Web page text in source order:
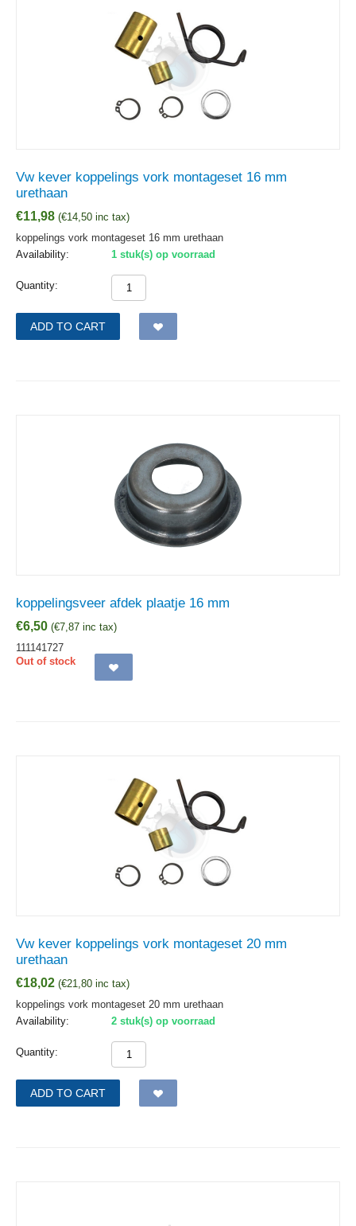
Vw kever koppelings vork montageset 16 mm
urethaan
€11,98 (€14,50 inc tax)
koppelings vork montageset 16 mm urethaan
Availability:
1 stuk(s) op voorraad
Quantity:
ADD TO CART
koppelingsveer afdek plaatje 16 mm
€6,50 (€7,87 inc tax)
111141727
Out of stock
Vw kever koppelings vork montageset 20 mm
urethaan
€18,02 (€21,80 inc tax)
koppelings vork montageset 20 mm urethaan
Availability:
2 stuk(s) op voorraad
Quantity:
ADD TO CART